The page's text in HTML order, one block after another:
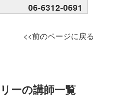
06-6312-0691
<<前のページに戻る
ーの講師一覧